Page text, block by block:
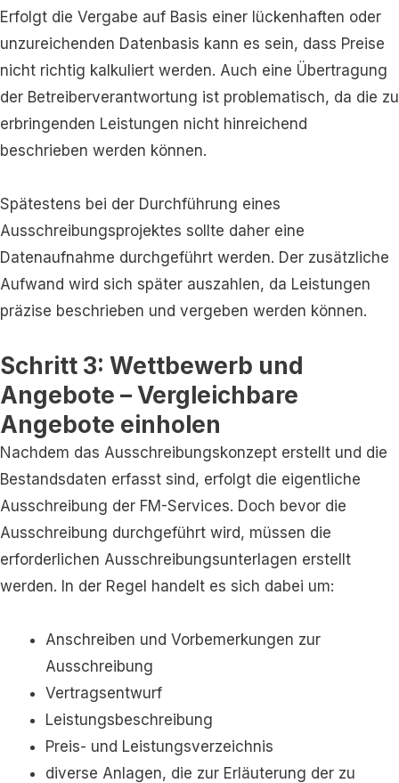
Erfolgt die Vergabe auf Basis einer lückenhaften oder
unzureichenden Datenbasis kann es sein, dass Preise
nicht richtig kalkuliert werden. Auch eine Übertragung
der Betreiberverantwortung ist problematisch, da die zu
erbringenden Leistungen nicht hinreichend
beschrieben werden können.
Spätestens bei der Durchführung eines
Ausschreibungsprojektes sollte daher eine
Datenaufnahme durchgeführt werden. Der zusätzliche
Aufwand wird sich später auszahlen, da Leistungen
präzise beschrieben und vergeben werden können.
Schritt 3: Wettbewerb und
Angebote – Vergleichbare
Angebote einholen
Nachdem das Ausschreibungskonzept erstellt und die
Bestandsdaten erfasst sind, erfolgt die eigentliche
Ausschreibung der FM-Services. Doch bevor die
Ausschreibung durchgeführt wird, müssen die
erforderlichen Ausschreibungsunterlagen erstellt
werden. In der Regel handelt es sich dabei um:
Anschreiben und Vorbemerkungen zur
Ausschreibung
Vertragsentwurf
Leistungsbeschreibung
Preis- und Leistungsverzeichnis
diverse Anlagen, die zur Erläuterung der zu